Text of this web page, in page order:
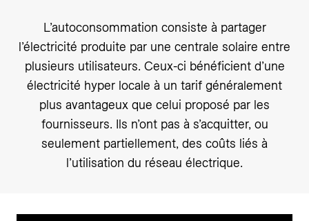
L’autoconsommation consiste à partager
l’électricité produite par une centrale solaire entre
plusieurs utilisateurs. Ceux-ci bénéficient d’une
électricité hyper locale à un tarif généralement
plus avantageux que celui proposé par les
fournisseurs. Ils n’ont pas à s’acquitter, ou
seulement partiellement, des coûts liés à
l’utilisation du réseau électrique.